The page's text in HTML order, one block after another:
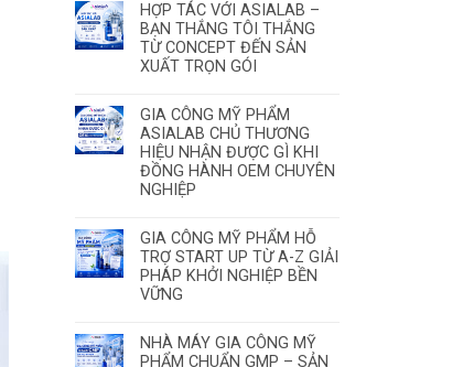
HỢP TÁC VỚI ASIALAB –
BẠN THẮNG TÔI THẮNG
TỪ CONCEPT ĐẾN SẢN
XUẤT TRỌN GÓI
GIA CÔNG MỸ PHẨM
ASIALAB CHỦ THƯƠNG
HIỆU NHẬN ĐƯỢC GÌ KHI
ĐỒNG HÀNH OEM CHUYÊN
NGHIỆP
GIA CÔNG MỸ PHẨM HỖ
TRỢ START UP TỪ A-Z GIẢI
PHÁP KHỞI NGHIỆP BỀN
VỮNG
NHÀ MÁY GIA CÔNG MỸ
PHẨM CHUẨN GMP – SẢN